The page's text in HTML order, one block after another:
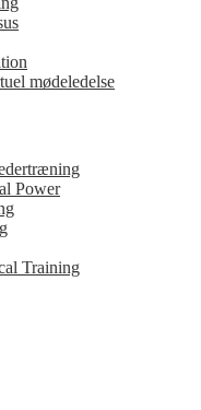
mødeledelse
Power
Training